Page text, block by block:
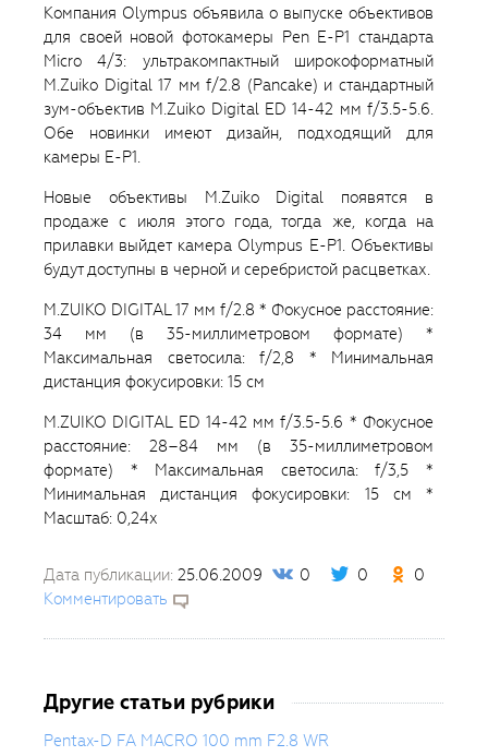
Компания Olympus объявила о выпуске объективов
для своей новой фотокамеры Pen E-P1 стандарта
Micro 4/3: ультракомпактный широкоформатный
M.Zuiko Digital 17 мм f/2.8 (Pancake) и стандартный
зум-объектив M.Zuiko Digital ED 14-42 мм f/3.5-5.6.
Обе новинки имеют дизайн, подходящий для
камеры E-P1.
Новые объективы M.Zuiko Digital появятся в
продаже с июля этого года, тогда же, когда на
прилавки выйдет камера Olympus E-P1. Объективы
будут доступны в черной и серебристой расцветках.
M.ZUIKO DIGITAL 17 мм f/2.8 * Фокусное расстояние:
34 мм (в 35-миллиметровом формате) *
Максимальная светосила: f/2,8 * Минимальная
дистанция фокусировки: 15 см
M.ZUIKO DIGITAL ED 14-42 мм f/3.5-5.6 * Фокусное
расстояние: 28–84 мм (в 35-миллиметровом
формате) * Максимальная светосила: f/3,5 *
Минимальная дистанция фокусировки: 15 см *
Масштаб: 0,24x
Дата публикации: 25.06.2009 0 0
0
Комментировать
Другие статьи рубрики
Pentax-D FA MACRO 100 mm F2.8 WR